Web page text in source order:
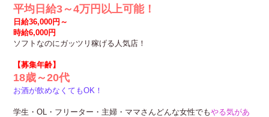
平均日給3～4万円以上可能！
日給36,000円～
時給6,000円
ソフトなのにガッツリ稼げる人気店！
【募集年齢】
18歳～20代
お酒が飲めなくてもOK！
学生・OL・フリーター・主婦・ママさんどんな女性でもやる気があ